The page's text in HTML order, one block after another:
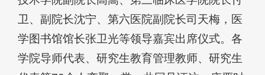
卫、副院长沈宁、第六医院副院长司天梅，医
学图书馆馆长张卫光等领导嘉宾出席仪式。各
学院导师代表、研究生教育管理教师、研究生